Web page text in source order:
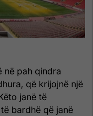
në pah qindra
që krijojnë një
janë të
bardhë që janë